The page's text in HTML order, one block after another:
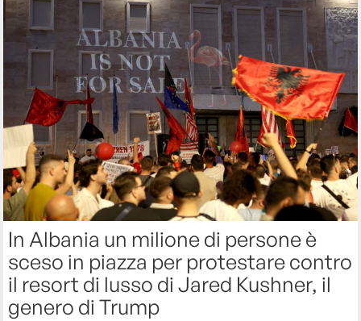
In Albania un milione di persone è
sceso in piazza per protestare contro
il resort di lusso di Jared Kushner, il
genero di Trump